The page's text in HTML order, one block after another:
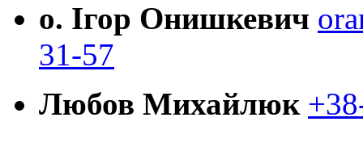
о. Ігор Онишкевич
31-57
Любов Михайлюк